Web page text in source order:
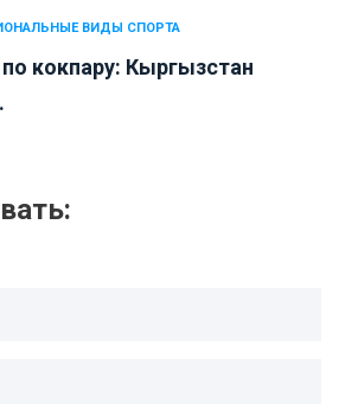
ВИДЫ СПОРТА
кокпару: Кыргызстан